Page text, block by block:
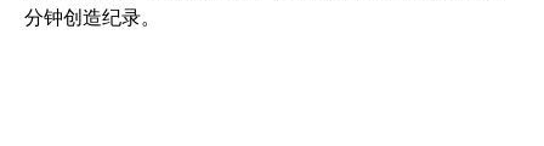
分钟创造纪录。